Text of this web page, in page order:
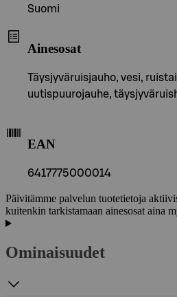
Suomi
Ainesosat
Täysjyväruisjauho, vesi,
uutispuurojauhe,
EAN
6417775000014
Päivitämme palvelun tuotetietoja
kuitenkin tarkistamaan ainesosat aina
Ominaisuudet